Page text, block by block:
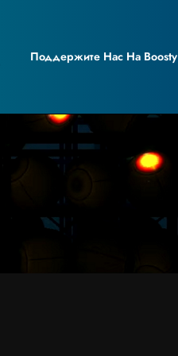
Поддержите Нас На Boosty